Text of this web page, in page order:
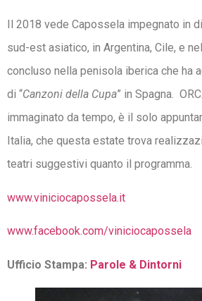
Il 2018 vede Capossela impegnato in
sud-est asiatico, in Argentina, Cile, e
concluso nella penisola iberica che ha
di “Canzoni della Cupa” in Spagna.
immaginato da tempo, è il solo
Italia, che questa estate trova
teatri suggestivi quanto il programma.
www.viniciocapossela.it
www.facebook.com/viniciocapossela
Ufficio Stampa: Parole & Dintorni